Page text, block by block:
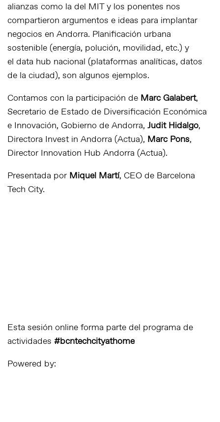
alianzas como la del MIT y los ponentes nos
compartieron argumentos e ideas para implantar
negocios en Andorra. Planificación urbana
sostenible (energía, polución, movilidad, etc.) y
el data hub nacional (plataformas analíticas, datos
de la ciudad), son algunos ejemplos.
Contamos con la participación de Marc Galabert,
Secretario de Estado de Diversificación Económica
e Innovación, Gobierno de Andorra, Judit Hidalgo,
Directora Invest in Andorra (Actua), Marc Pons,
Director Innovation Hub Andorra (Actua).
Presentada por Miquel Martí, CEO de Barcelona
Tech City.
Esta sesión online forma parte del programa de
actividades #bcntechcityathome
Powered by: